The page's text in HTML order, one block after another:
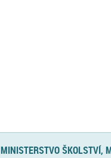
MINISTERSTVO ŠKOLSTVÍ,